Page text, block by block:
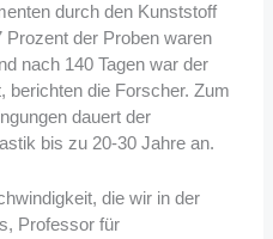
durch den Kunststoff
der Proben waren
nach 140 Tagen war der
berichten die Forscher. Zum
dauert der
bis zu 20-30 Jahre an.
die wir in der
Professor für